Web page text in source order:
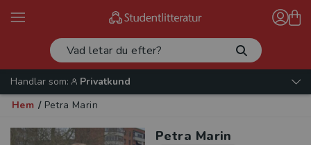
Handlar som:
Privatkund
Hem / Petra Marin
Petra Marin